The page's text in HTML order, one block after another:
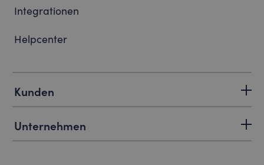
Integrationen
Helpcenter
Kunden
Unternehmen